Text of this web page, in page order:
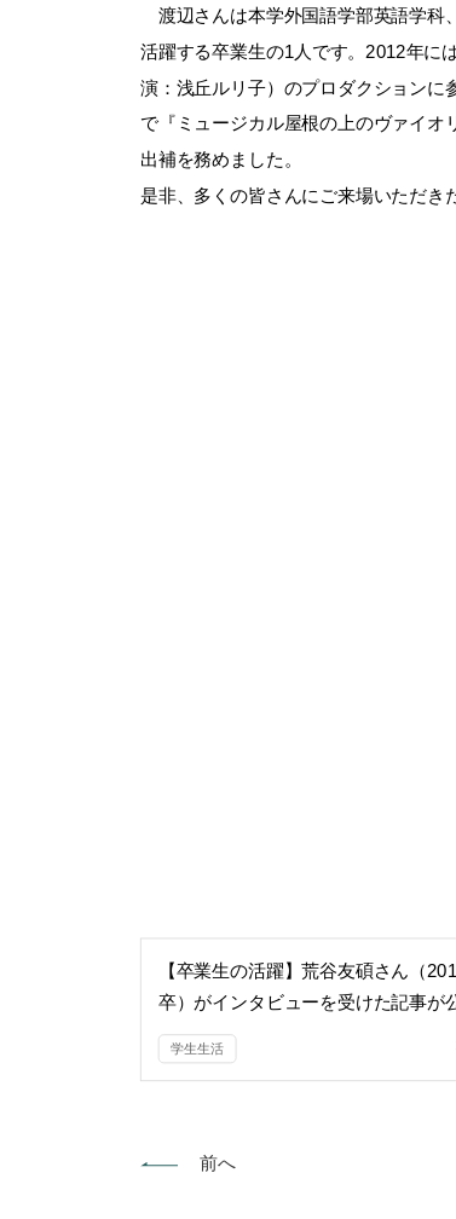
渡辺さんは本学外国語学部英語学科
活躍する卒業生の1人です。2012年に
演：浅丘ルリ子）のプロダクションに
で『ミュージカル屋根の上のヴァイ
出補を務めました。
是非、多くの皆さんにご来場いただき
【卒業生の活躍】荒谷友碩さん（
卒）がインタビューを受けた記事が
ました！
学生生活
前へ